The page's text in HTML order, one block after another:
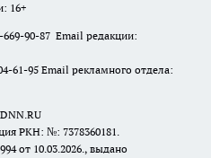
16+
90-87 Email редакции:
61-95 Email рекламного отдела:
РКН: №: 7378360181.
от 10.03.2026., выдано